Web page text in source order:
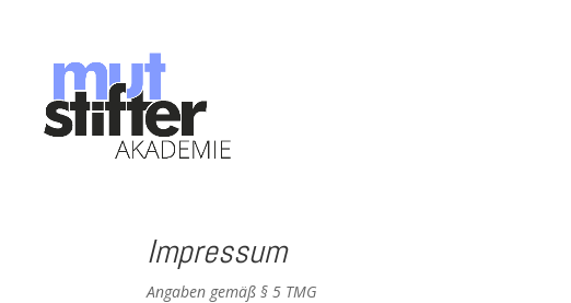
Impressum
Angaben gemäß § 5 TMG